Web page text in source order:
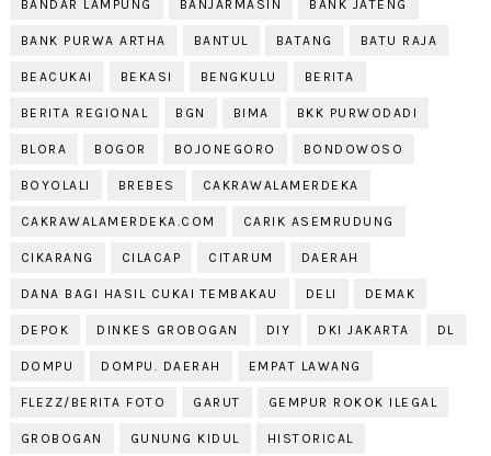
BANDAR LAMPUNG BANJARMASIN BANK JATENG
BANK PURWA ARTHA BANTUL BATANG BATU RAJA
BEACUKAI BEKASI BENGKULU BERITA
BERITA REGIONAL BGN BIMA BKK PURWODADI
BLORA BOGOR BOJONEGORO BONDOWOSO
BOYOLALI BREBES CAKRAWALAMERDEKA
CAKRAWALAMERDEKA.COM CARIK ASEMRUDUNG
CIKARANG CILACAP CITARUM DAERAH
DANA BAGI HASIL CUKAI TEMBAKAU DELI DEMAK
DEPOK DINKES GROBOGAN DIY DKI JAKARTA DL
DOMPU DOMPU. DAERAH EMPAT LAWANG
FLEZZ/BERITA FOTO GARUT GEMPUR ROKOK ILEGAL
GROBOGAN GUNUNG KIDUL HISTORICAL